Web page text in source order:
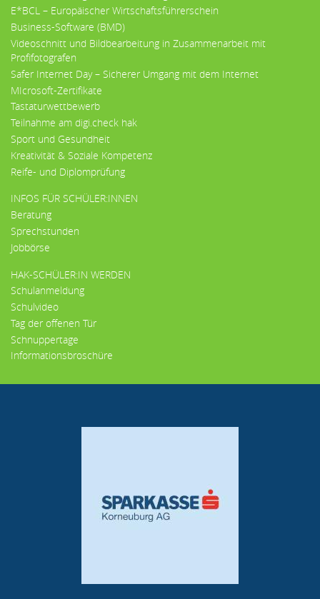
E*BCL – Europäischer Wirtschaftsführerschein
Business-Software (BMD)
Videoschnitt und Bildbearbeitung in Zusammenarbeit mit
Profifotografen
Safer Internet Day – Sicherer Umgang mit dem Internet
MIcrosoft-Zertifikate
Tastaturwettbewerb
Teilnahme am digi.check hak
Sport und Gesundheit
Kreativität & Soziale Kompetenz
Reife- und Diplomprüfung
INFOS FÜR SCHÜLER:INNEN
Beratung
Sprechstunden
Jobbörse
HAK-SCHÜLER:IN WERDEN
Schulanmeldung
Schulvideo
Tag der offenen Tür
Schnuppertage
Informationsbroschüre